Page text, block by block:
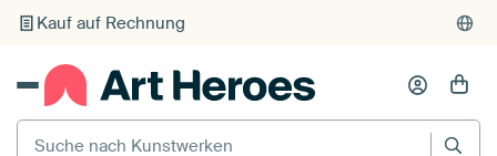
Individueller Druck auf Bestellung
Suche nach Kunstwerken